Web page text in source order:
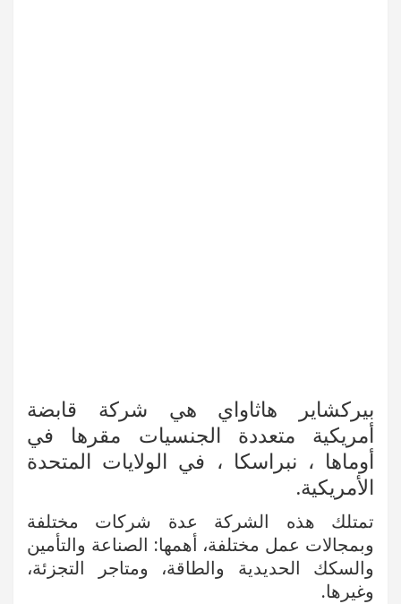
بيركشاير هاثاواي هي شركة قابضة
أمريكية متعددة الجنسيات مقرها في
أوماها ، نبراسكا ، في الولايات المتحدة
الأمريكية.
تمتلك هذه الشركة عدة شركات مختلفة
وبمجالات عمل مختلفة، أهمها: الصناعة والتأمين
والسكك الحديدية والطاقة، ومتاجر التجزئة،
وغيرها.